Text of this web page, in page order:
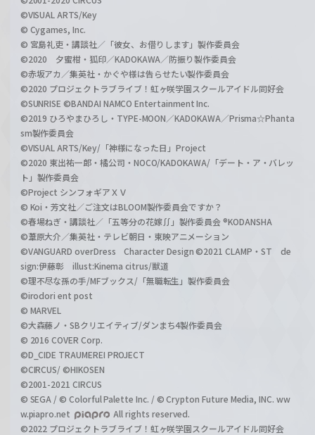
©VISUAL ARTS/Key
© Cygames, Inc.
© 宮島礼吏・講談社／「彼女、お借りします」製作委員会
©2020 夕蜜柑・狐印／KADOKAWA／防振り製作委員会
©赤坂アカ／集英社・かぐや様は告らせたい製作委員会
©2020 プロジェクトラブライブ！虹ヶ咲学園スクールアイドル同好会
©SUNRISE ©BANDAI NAMCO Entertainment Inc.
©2019 ひろやまひろし・TYPE-MOON／KADOKAWA／Prisma☆Phanta
sm製作委員会
©VISUAL ARTS/Key/「神様になった日」Project
©2020 東出祐一郎・橘公司・NOCO/KADOKAWA/「デート・ア・バレッ
ト」製作委員会
©Project シンフォギアＸＶ
© Koi・芳文社／ご注文はBLOOM製作委員会ですか？
©春場ねぎ・講談社／「五等分の花嫁∬」製作委員会 ®KODANSHA
©葦原大介／集英社・テレビ朝日・東映アニメーション
©VANGUARD overDress Character Design ©2021 CLAMP・ST de
sign:伊藤彰 illust:Kinema citrus/獣道
©理不尽な孫の手/MFブックス/「無職転生」製作委員会
©irodori ent post
© MARVEL
©大森藤ノ・SBクリエイティブ/ダンまち4製作委員会
© 2016 COVER Corp.
©D_CIDE TRAUMEREI PROJECT
©CIRCUS/ ©HIKOSEN
©2001-2021 CIRCUS
© SEGA / © Colorful Palette Inc. / © Crypton Future Media, INC. ww
w.piapro.net
All rights reserved.
©2022 プロジェクトラブライブ！虹ヶ咲学園スクールアイドル同好会